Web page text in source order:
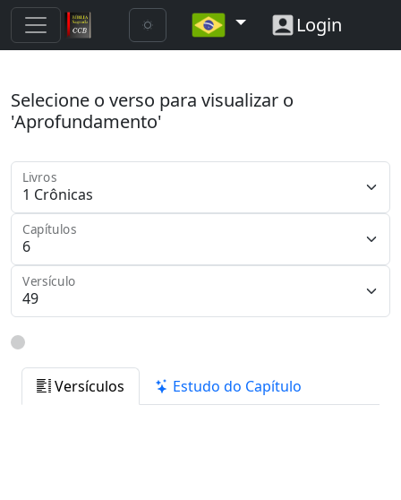
Login
Selecione o verso para visualizar o
'Aprofundamento'
Livros
Capítulos
Versículo
Versículos Estudo do Capítulo